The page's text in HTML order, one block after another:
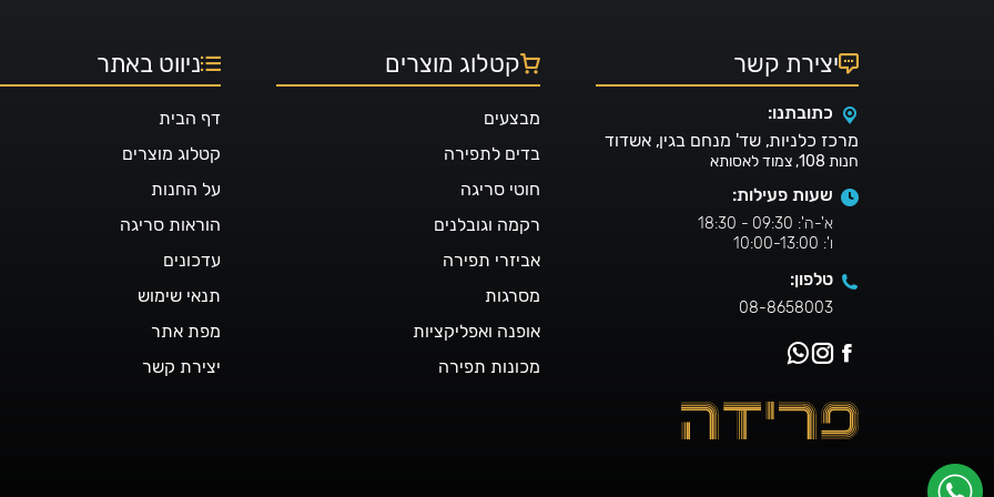
יצירת קשר
כתובתנו:
מרכז כלניות, שד' מנחם בגין, אשדוד
חנות 108, צמוד לאסותא
שעות פעילות:
א'-ה': 09:30 - 18:30
ו': 10:00-13:00
טלפון:
08-8658003
קטלוג מוצרים
מבצעים
בדים לתפירה
חוטי סריגה
רקמה וגובלנים
אביזרי תפירה
מסרגות
אופנה ואפליקציות
מכונות תפירה
ניווט באתר
דף הבית
קטלוג מוצרים
על החנות
הוראות סריגה
עדכונים
תנאי שימוש
מפת אתר
יצירת קשר